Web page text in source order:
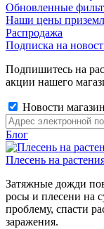
Обновленные
Наши цены
Распродажа
Подписка на
Подпишитесь на
акции нашего
Новости
Блог
Плесень на
Затяжные дожди
росы и плесени на
проблему, спасти
заражения.